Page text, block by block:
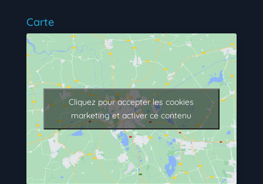
Carte
Cliquez pour accepter les cookies
marketing et activer ce contenu